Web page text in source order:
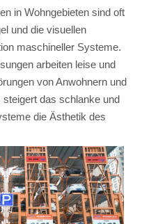
in Wohngebieten sind oft
und die visuellen
maschineller Systeme.
arbeiten leise und
von Anwohnern und
das schlanke und
die Ästhetik des